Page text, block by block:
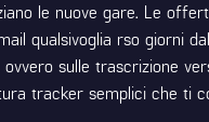
le nuove gare. Le
qualsivoglia rso giorni
sulle trascrizione
tracker semplici che ti